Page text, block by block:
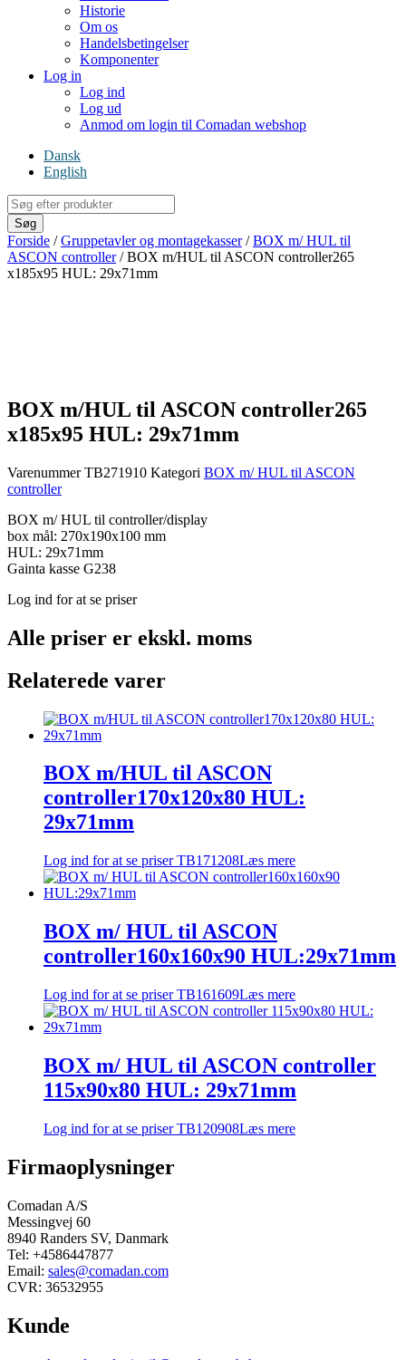
Historie
Om os
Handelsbetingelser
Komponenter
Log in
Log ind
Log ud
Anmod om login til Comadan webshop
Dansk
English
Products
search
Søg
Forside /Gruppetavler og montagekasser/BOX m/ HUL til
ASCON controller/ BOX m/HUL til ASCON controller265
x185x95 HUL: 29x71mm
BOX m/HUL til ASCON controller265
x185x95 HUL: 29x71mm
VarenummerTB271910 Kategori BOX m/ HUL til ASCON
controller
BOX m/ HUL til controller/display
box mål: 270x190x100 mm
HUL: 29x71mm
Gainta kasse G238
Log ind for at se priser
Alle priser er ekskl. moms
Relaterede varer
BOX m/HUL til ASCON
controller170x120x80 HUL:
29x71mm
Log ind for at se priserTB171208Læs mere
BOX m/ HUL til ASCON
controller160x160x90 HUL:29x71mm
Log ind for at se priserTB161609Læs mere
BOX m/ HUL til ASCON controller
115x90x80 HUL: 29x71mm
Log ind for at se priserTB120908Læs mere
Firmaoplysninger
Comadan A/S
Messingvej 60
8940 Randers SV, Danmark
Tel: +4586447877
Email: sales@comadan.com
CVR: 36532955
Kunde